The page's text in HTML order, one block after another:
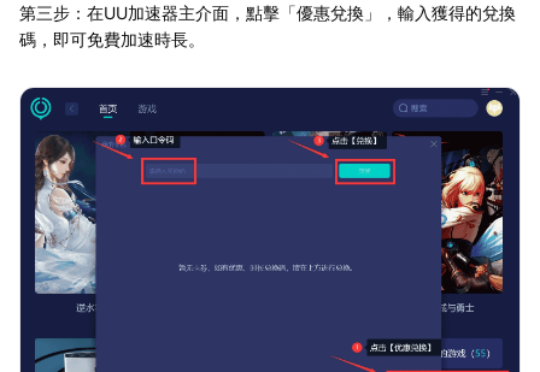
第三步：在UU加速器主介面，點擊「優惠兌換」，輸入獲得的兌換
碼，即可免費加速時長。